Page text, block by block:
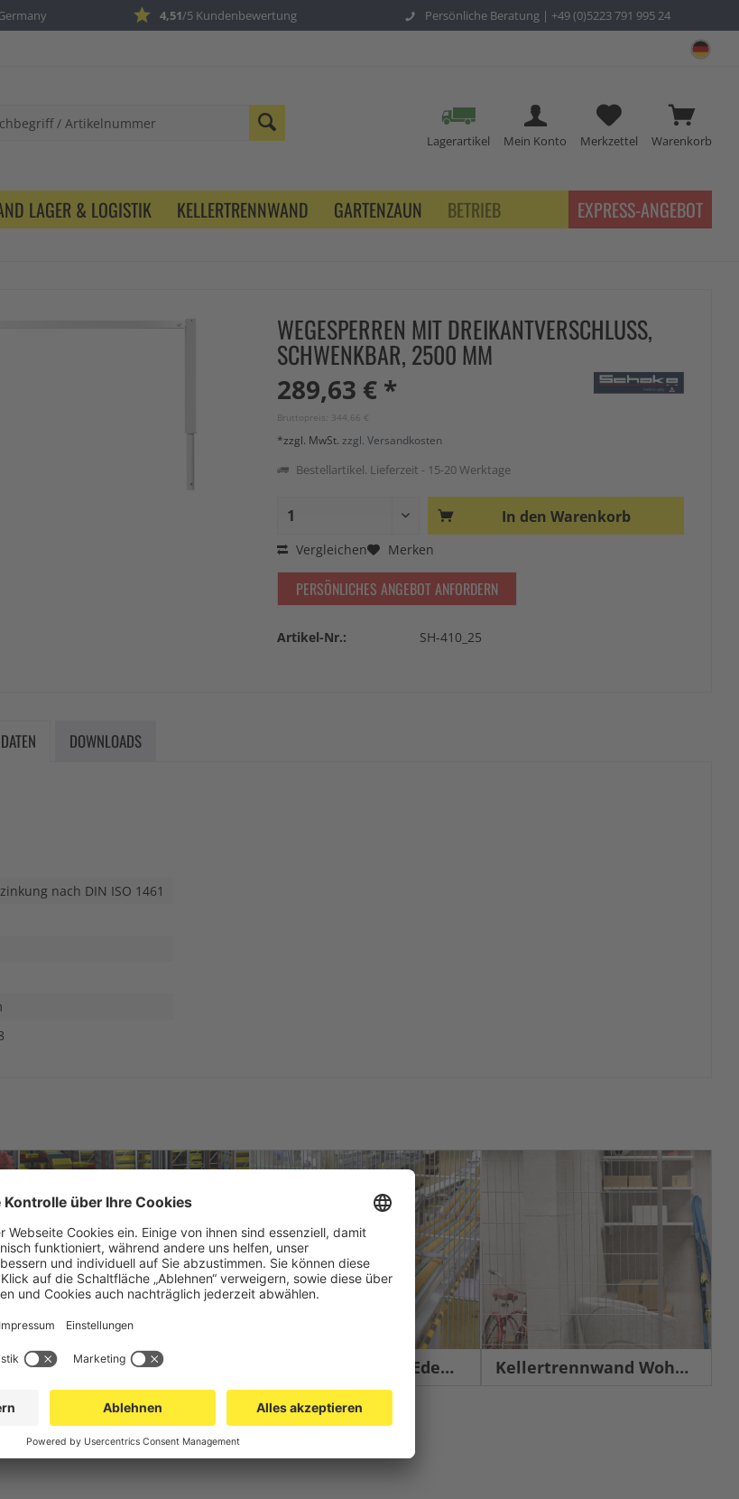
4,51/5 Kundenbewertung Persönliche Beratung | +49 (0)5223 791 995 24
Warenkorb
Merkzettel
Mein Konto
Lagerartikel
LAGER & LOGISTIK KELLERTRENNWAND GARTENZAUN BETRIEB EXPRESS-ANGEBOT
WEGESPERREN MIT DREIKANTVERSCHLUSS,
SCHWENKBAR, 2500 MM
289,63 € *
Bruttopreis: 344,66 €
*zzgl. MwSt. zzgl. Versandkosten
Bestellartikel. Lieferzeit - 15-20 Werktage
In den Warenkorb
Vergleichen Merken
PERSÖNLICHES ANGEBOT ANFORDERN
Artikel-Nr.: SH-410_25
DOWNLOADS
nach DIN ISO 1461
Gittertrennwand Lager & Logistik Maschinenschutz Edelstahl Kellertrennwand Wohnbau